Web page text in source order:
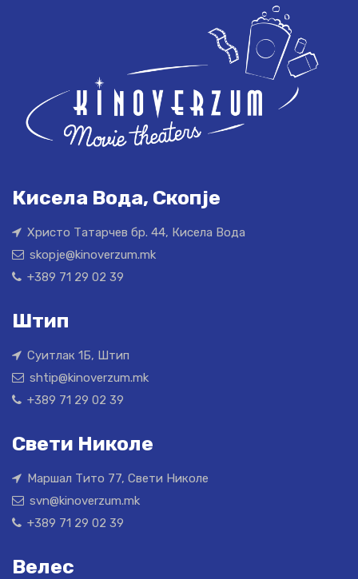
Кисела Вода, Скопје
Христо Татарчев бр. 44, Кисела Вода
skopje@kinoverzum.mk
+389 71 29 02 39
Штип
Суитлак 1Б, Штип
shtip@kinoverzum.mk
+389 71 29 02 39
Свети Николе
Маршал Тито 77, Свети Николе
svn@kinoverzum.mk
+389 71 29 02 39
Велес